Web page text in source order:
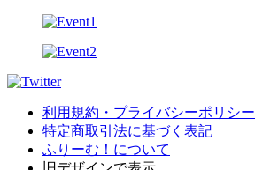
利用規約・プライバシーポリシー
特定商取引法に基づく表記
ふりーむ！について